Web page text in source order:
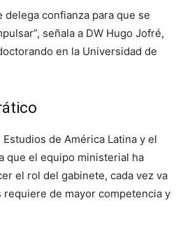
confianza para que se
señala a DW Hugo Jofré,
en la Universidad de
de América Latina y el
que el equipo ministerial ha
el rol del gabinete, cada vez va
de mayor competencia y